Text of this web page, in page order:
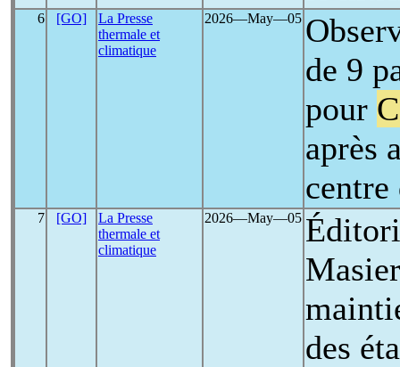
6 [GO]
La Presse
thermale et
climatique
2026―May―05
de 9
pour
après
7 [GO]
La Presse
thermale et
climatique
2026―May―05
des